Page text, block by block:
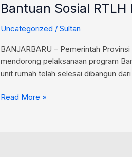
Bantuan Sosial
Uncategorized / Sultan
BANJARBARU – Pemerintah
mendorong pelaksanaan program
unit rumah telah selesai dibangun
Read More »